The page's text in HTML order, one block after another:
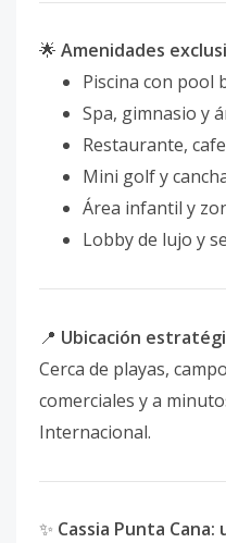
🌟 Amenidades
Piscina con pool
Spa, gimnasio y
Restaurante,
Mini golf y
Área infantil y
Lobby de lujo y
📍 Ubicación
Cerca de playas,
comerciales y a
Internacional.
✨ Cassia Punta